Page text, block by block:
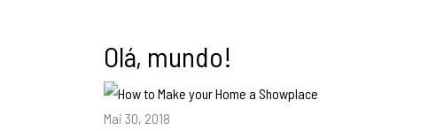
Olá, mundo!
Mai 30, 2018